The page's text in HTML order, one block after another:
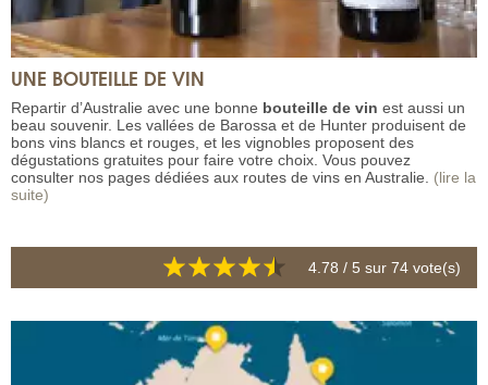
UNE BOUTEILLE DE VIN
Repartir d’Australie avec une bonne bouteille de vin est aussi un
beau souvenir. Les vallées de Barossa et de Hunter produisent de
bons vins blancs et rouges, et les vignobles proposent des
dégustations gratuites pour faire votre choix. Vous pouvez
consulter nos pages dédiées aux routes de vins en Australie. (lire la
suite)
4.78 / 5 sur 74 vote(s)